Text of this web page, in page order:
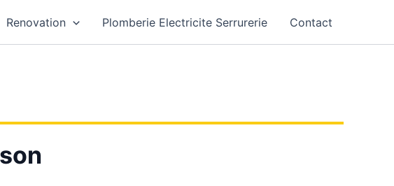
Renovation Plomberie Electricite Serrurerie Contact